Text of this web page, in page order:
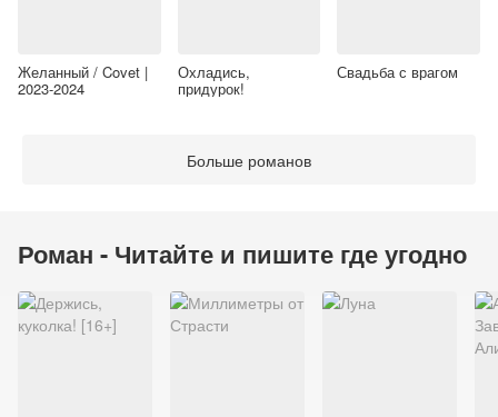
Желанный / Covet |
2023-2024
Охладись,
придурок!
Свадьба с врагом
Больше романов
Роман - Читайте и пишите где угодно